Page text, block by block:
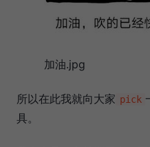
加油.jpg
所以在此我就向大家 pick
具。